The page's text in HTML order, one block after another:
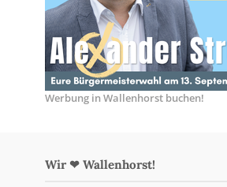
Werbung in Wallenhorst buchen!
Wir ❤ Wallenhorst!